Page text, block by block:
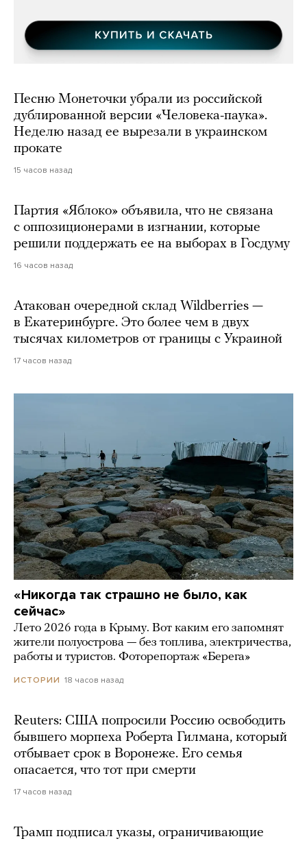
Песню Монеточки убрали из российской
дублированной версии «Человека-паука».
Неделю назад ее вырезали в украинском
прокате
15 часов назад
Партия «Яблоко» объявила, что не связана
с оппозиционерами в изгнании, которые
решили поддержать ее на выборах в Госдуму
16 часов назад
Атакован очередной склад Wildberries —
в Екатеринбурге. Это более чем в двух
тысячах километров от границы с Украиной
17 часов назад
«Никогда так страшно не было, как
сейчас»
Лето 2026 года в Крыму. Вот каким его запомнят
жители полуострова — без топлива, электричества,
работы и туристов. Фоторепортаж «Берега»
ИСТОРИИ 18 часов назад
Reuters: США попросили Россию освободить
бывшего морпеха Роберта Гилмана, который
отбывает срок в Воронеже. Его семья
опасается, что тот при смерти
17 часов назад
Трамп подписал указы, ограничивающие